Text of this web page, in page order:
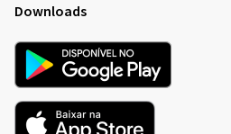
Downloads